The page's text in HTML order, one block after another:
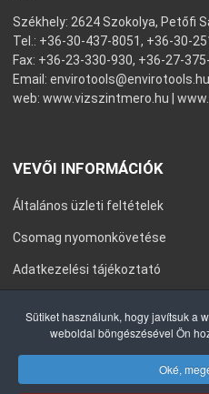
Székhely: 2624 Szokolya, Petőfi
Tel.: +36-30-437-8051, +36-30-
Fax: +36-23-330-930, +36-27-
Email: envirotools@envirotools.hu
web: www.vizszintmero.hu |
VEVŐI INFORMÁCIÓK
Általános üzleti feltételek
Csomag nyomonkövetése
Adatkezelési tájékoztató
Impresszum
Sütiket használunk, hogy javítsuk a
weboldal böngészésével Ön
Oké,